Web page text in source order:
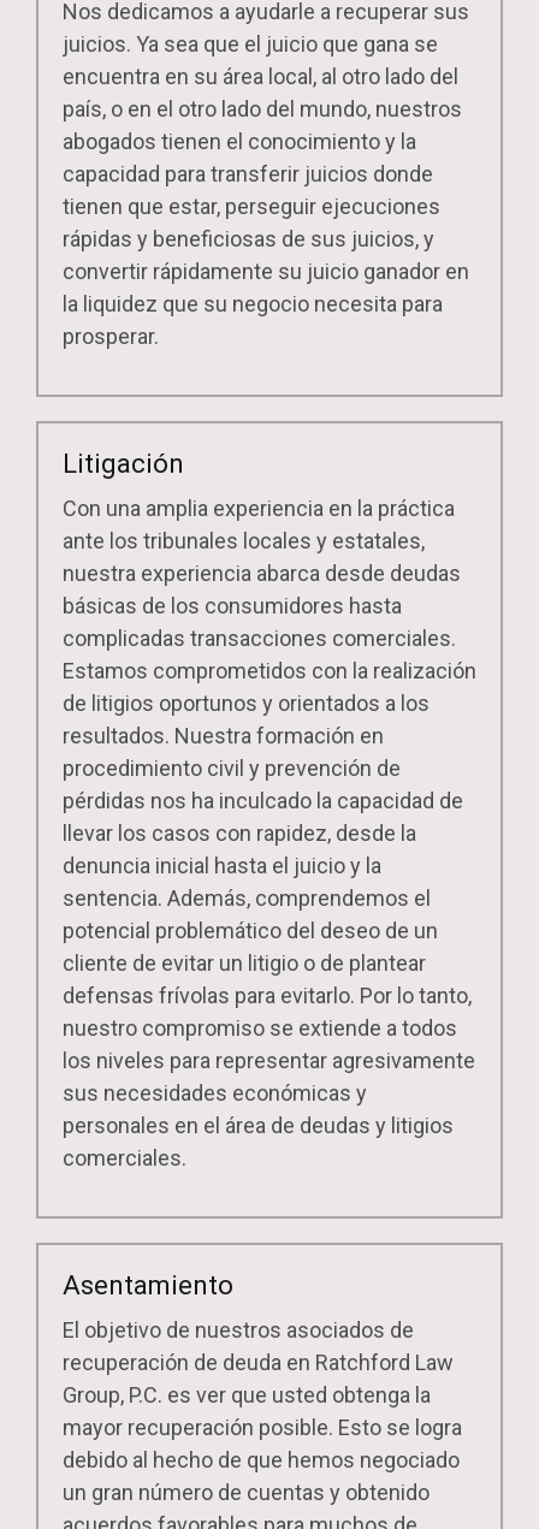
Nos dedicamos a ayudarle a recuperar sus
juicios. Ya sea que el juicio que gana se
encuentra en su área local, al otro lado del
país, o en el otro lado del mundo, nuestros
abogados tienen el conocimiento y la
capacidad para transferir juicios donde
tienen que estar, perseguir ejecuciones
rápidas y beneficiosas de sus juicios, y
convertir rápidamente su juicio ganador en
la liquidez que su negocio necesita para
prosperar.
Litigación
Con una amplia experiencia en la práctica
ante los tribunales locales y estatales,
nuestra experiencia abarca desde deudas
básicas de los consumidores hasta
complicadas transacciones comerciales.
Estamos comprometidos con la realización
de litigios oportunos y orientados a los
resultados. Nuestra formación en
procedimiento civil y prevención de
pérdidas nos ha inculcado la capacidad de
llevar los casos con rapidez, desde la
denuncia inicial hasta el juicio y la
sentencia. Además, comprendemos el
potencial problemático del deseo de un
cliente de evitar un litigio o de plantear
defensas frívolas para evitarlo. Por lo tanto,
nuestro compromiso se extiende a todos
los niveles para representar agresivamente
sus necesidades económicas y
personales en el área de deudas y litigios
comerciales.
Asentamiento
El objetivo de nuestros asociados de
recuperación de deuda en Ratchford Law
Group, P.C. es ver que usted obtenga la
mayor recuperación posible. Esto se logra
debido al hecho de que hemos negociado
un gran número de cuentas y obtenido